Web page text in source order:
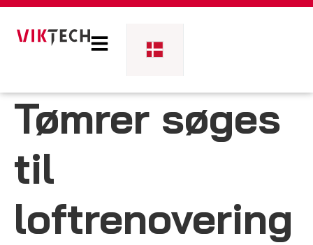
Tømrer søges
til
loftrenovering